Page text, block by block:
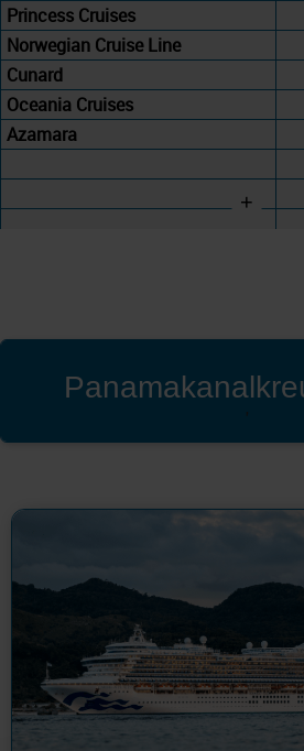
Princess Cruises
Norwegian Cruise Line
Cunard
Oceania Cruises
Azamara
+
'